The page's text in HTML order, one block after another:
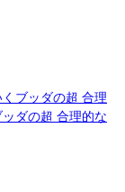
ブッダの超 合理
ダの超 合理的な